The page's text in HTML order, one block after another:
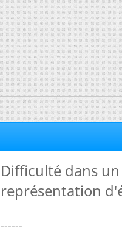
Difficulté dans
représentation
------